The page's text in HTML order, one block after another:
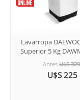
Lavarropa
Superior 5 Kg
Antes U$S 329
U$S 225